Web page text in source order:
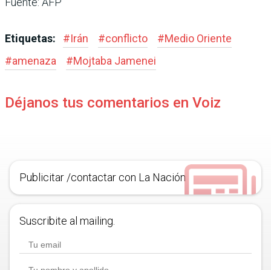
Etiquetas: #Irán #conflicto #Medio Oriente
#amenaza #Mojtaba Jamenei
Déjanos tus comentarios en Voiz
Publicitar /contactar con La Nación
Suscribite al mailing.